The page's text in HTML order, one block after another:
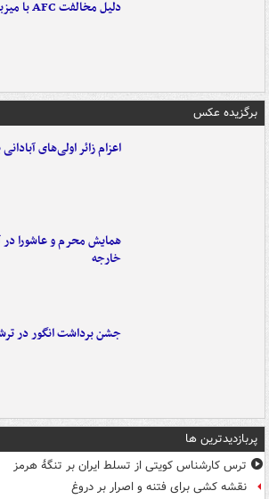
دلیل مخالفت AFC با میزبانی آبی‌ها در عراق
برگزیده عکس
اعزام زائر اولی‌های
همایش محرم و عاشورا در
خارجه
جشن برداشت انگور در
پربازدیدترین ها
ترس کارشناس کویتی از تسلط ایران بر تنگۀ هرمز
نقشه کشی برای فتنه و اصرار بر دروغ